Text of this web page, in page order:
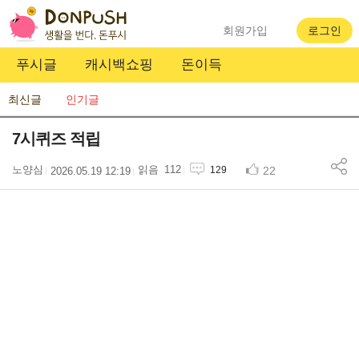
푸시글 캐시백쇼핑 돈이득
회원가입 로그인
최신글 인기글
7시퀴즈 적립
노양심 2026.05.19 12:19 112 129 22